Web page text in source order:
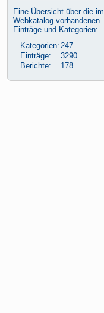
Eine Übersicht über die im
Webkatalog vorhandenen
Einträge und Kategorien:
Kategorien: 247
Einträge:
3290
Berichte:
178